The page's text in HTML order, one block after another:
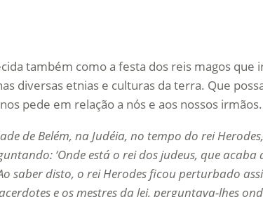
também como a festa dos reis magos
diversas etnias e culturas da terra. Que
pede em relação a nós e aos nossos irmãos.
de Belém, na Judéia, no tempo do rei
‘Onde está o rei dos judeus, que acaba
saber disto, o rei Herodes ficou perturbado
e os mestres da lei, perguntava-lhes